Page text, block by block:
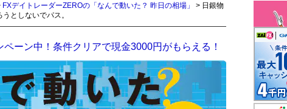
FXデイトレーダーZEROの「なんで動いた？ 昨日の相場」
> 日銀物
としないでパス。
ーン中！条件クリアで現金3000円がもらえる！